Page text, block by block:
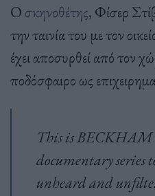
Ο σκηνοθέτης, Φίσερ
την ταινία του με τον
έχει αποσυρθεί από τον
ποδόσφαιρο ως
This is
documentary series
unheard and